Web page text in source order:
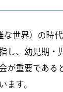
な世界）の時
し、幼児期・
が重要である
ます。